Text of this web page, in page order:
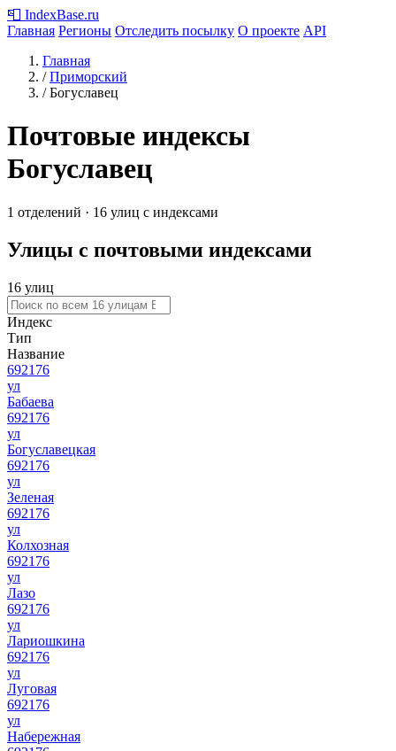
📮 IndexBase.ru
Главная Регионы Отследить посылку О проекте API
Главная
/ Приморский
/ Богуславец
Почтовые индексы
Богуславец
1 отделений · 16 улиц с индексами
Улицы с почтовыми индексами
16 улиц
Индекс
Тип
Название
692176
ул
Бабаева
692176
ул
Богуславецкая
692176
ул
Зеленая
692176
ул
Колхозная
692176
ул
Лазо
692176
ул
Лариошкина
692176
ул
Луговая
692176
ул
Набережная